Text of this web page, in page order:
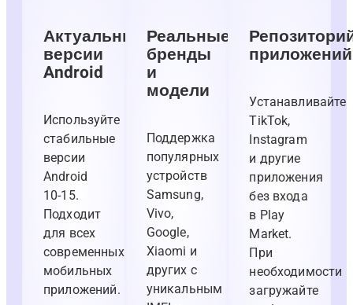
Актуальные
версии
Android
Используйте
стабильные
версии
Android
10-15.
Подходит
для всех
современных
мобильных
приложений.
Реальные
бренды
и
модели
Поддержка
популярных
устройств
Samsung,
Vivo,
Google,
Xiaomi и
других с
уникальным
приложений
Устанавливайте
TikTok,
Instagram
и другие
приложения
без входа
в Play
Market.
При
необходимости
загружайте